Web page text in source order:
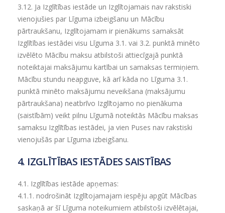
3.12. Ja Izglītības iestāde un Izglītojamais nav rakstiski
vienojušies par Līguma izbeigšanu un Mācību
pārtraukšanu, Izglītojamam ir pienākums samaksāt
Izglītības iestādei visu Līguma 3.1. vai 3.2. punktā minēto
izvēlēto Mācību maksu atbilstoši attiecīgajā punktā
noteiktajai maksājumu kartībai un samaksas termiņiem.
Mācību stundu neapguve, kā arī kāda no Līguma 3.1.
punktā minēto maksājumu neveikšana (maksājumu
pārtraukšana) neatbrīvo Izglītojamo no pienākuma
(saistībām) veikt pilnu Līgumā noteiktās Mācību maksas
samaksu Izglītības iestādei, ja vien Puses nav rakstiski
vienojušās par Līguma izbeigšanu.
4. IZGLĪTĪBAS IESTĀDES SAISTĪBAS
4.1. Izglītības iestāde apņemas:
4.1.1. nodrošināt Izglītojamajam iespēju apgūt Mācības
saskaņā ar šī Līguma noteikumiem atbilstoši izvēlētajai,